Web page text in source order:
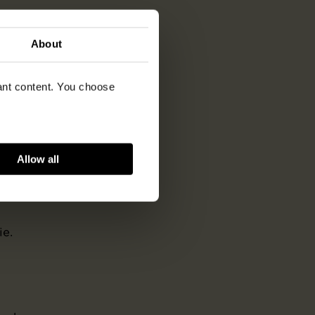
About
content. You choose
Allow all